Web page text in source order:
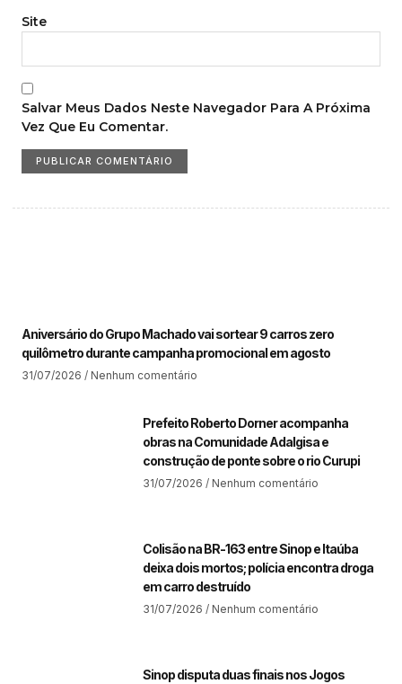
Site
Salvar Meus Dados Neste Navegador Para A Próxima
Vez Que Eu Comentar.
Aniversário do Grupo Machado vai sortear 9 carros zero
quilômetro durante campanha promocional em agosto
31/07/2026 Nenhum comentário
Prefeito Roberto Dorner acompanha
obras na Comunidade Adalgisa e
construção de ponte sobre o rio Curupi
31/07/2026 Nenhum comentário
Colisão na BR-163 entre Sinop e Itaúba
deixa dois mortos; polícia encontra droga
em carro destruído
31/07/2026 Nenhum comentário
Sinop disputa duas finais nos Jogos